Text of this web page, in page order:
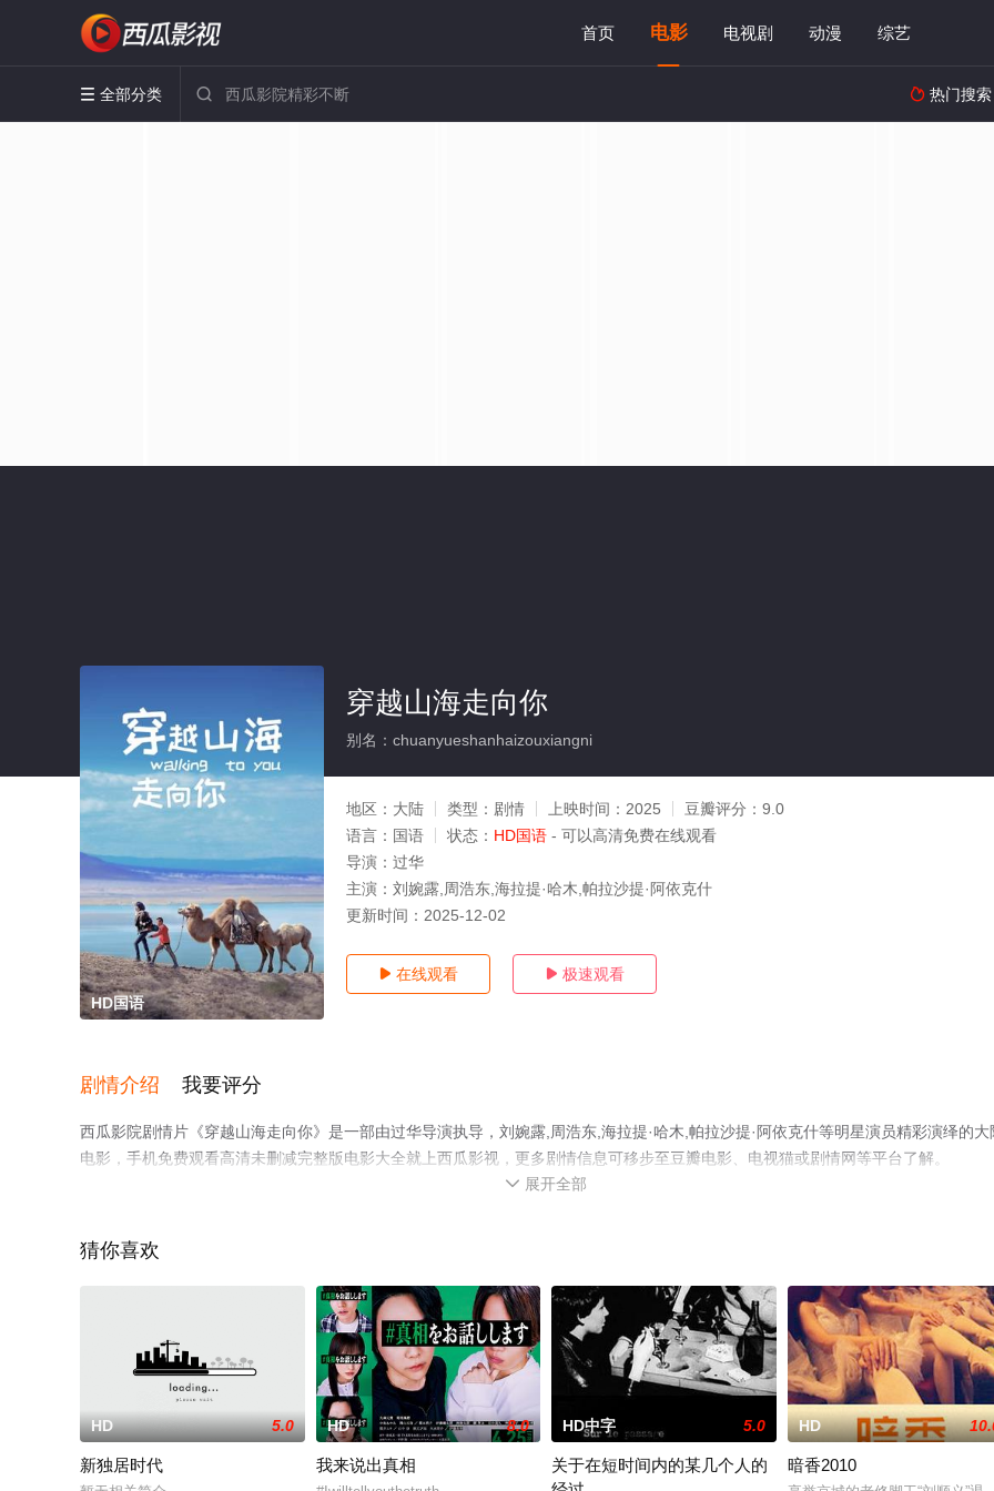
首页 电影 电视剧 动漫 综艺
 全部分类   热门搜索
HD国语
穿越山海走向你
别名：chuanyueshanhaizouxiangni
地区： 大陆 类型： 剧情 上映时间： 2025 豆瓣评分： 9.0
语言： 国语 状态： HD国语 - 可以高清免费在线观看
导演： 过华
主演： 刘婉露,周浩东,海拉提·哈木,帕拉沙提·阿依克什
更新时间： 2025-12-02
 在线观看  极速观看
剧情介绍 我要评分
西瓜影院剧情片《穿越山海走向你》是一部由过华导演执导，刘婉露,周浩东,海拉提·哈木,帕拉沙提·阿依克什等明星演员精彩演绎的大
电影，手机免费观看高清未删减完整版电影大全就上西瓜影视，更多剧情信息可移步至豆瓣电影、电视猫或剧情网等平台了解。
 展开全部
猜你喜欢
HD 5.0
新独居时代
HD 8.0
我来说出真相
HD中字 5.0
关于在短时间内的某几个人的
HD
暗香2010